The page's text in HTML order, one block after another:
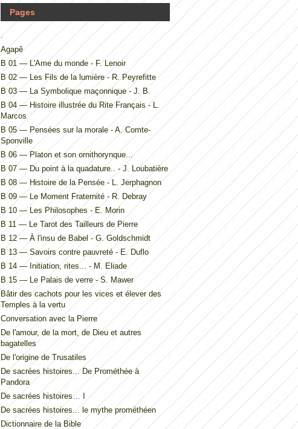
Pages
.
Agapê
B 01 — L'Ame du monde - F. Lenoir
B 02 — Les Fils de la lumière - R. Peyrefitte
B 03 — La Symbolique maçonnique - J. B.
B 04 — Histoire illustrée du Rite Français - L.
Marcos
B 05 — Pensées sur la morale - A. Comte-
Sponville
B 06 — Platon et son ornithorynque...
B 07 — Du point à la quadature.. - J. Loubatière
B 08 — Histoire de la Pensée - L. Jerphagnon
B 09 — Le Moment Fraternité - R. Debray
B 10 — Les Philosophes - E. Morin
B 11 — Le Tarot des Tailleurs de Pierre
B 12 — À l'insu de Babel - G. Goldschmidt
B 13 — Savoirs contre pauvreté - E. Duflo
B 14 — Initiation, rites... - M. Eliade
B 15 — Le Palais de verre - S. Mawer
Bâtir des cachots pour les vices et élever des
Temples à la vertu
Conversation avec la Pierre
De l'amour, de la mort, de Dieu et autres
bagatelles
De l'origine de Trusatiles
De sacrées histoires... De Prométhée à
Pandora
De sacrées histoires… I
De sacrées histoires... le mythe prométhéen
Dictionnaire de la Bible